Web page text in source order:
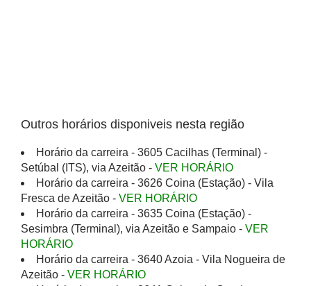
Outros horários disponiveis nesta região
Horário da carreira - 3605 Cacilhas (Terminal) -
Setúbal (ITS), via Azeitão - VER HORÁRIO
Horário da carreira - 3626 Coina (Estação) - Vila
Fresca de Azeitão - VER HORÁRIO
Horário da carreira - 3635 Coina (Estação) -
Sesimbra (Terminal), via Azeitão e Sampaio - VER
HORÁRIO
Horário da carreira - 3640 Azoia - Vila Nogueira de
Azeitão - VER HORÁRIO